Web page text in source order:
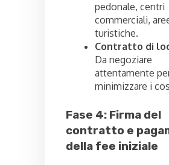
pedonale, centri
commerciali,
turistiche.
Contratto di
Da negoziare
attentamente
minimizzare i
Fase 4: Firma del
contratto e
della fee iniziale